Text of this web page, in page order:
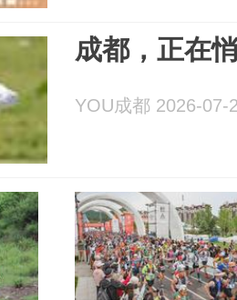
成都，正在
YOU成都 2026-07-